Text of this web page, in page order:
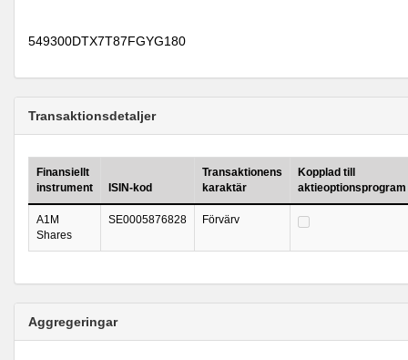
549300DTX7T87FGYG180
Transaktionsdetaljer
Finansiellt
instrument
ISIN-kod
Transaktionens
karaktär
Kopplad till
aktieoptionsprogram
A1M
Shares
SE0005876828 Förvärv
Aggregeringar